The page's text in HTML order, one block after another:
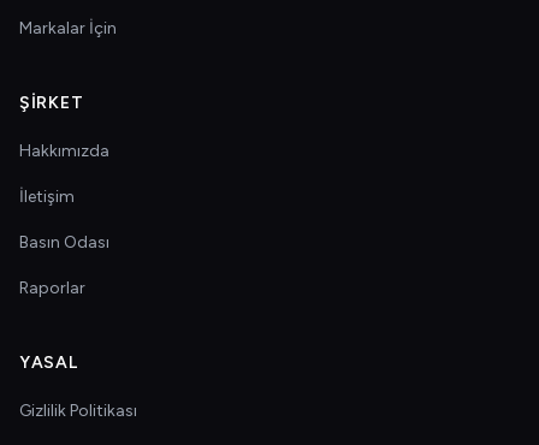
Markalar İçin
ŞIRKET
Hakkımızda
İletişim
Basın Odası
Raporlar
YASAL
Gizlilik Politikası